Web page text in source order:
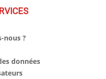
nous ?
données